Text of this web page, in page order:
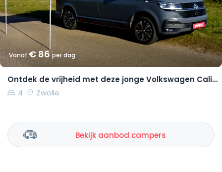
Vanaf€ 86per dag
Ontdek de vrijheid met deze jonge Volkswagen California Coast
4
Zwolle
Bekijk aanbod campers